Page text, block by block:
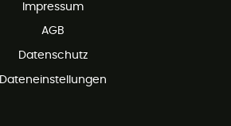
Impressum
AGB
Datenschutz
Dateneinstellungen